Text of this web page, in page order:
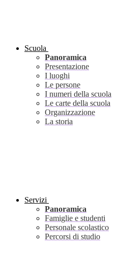
Scuola
Panoramica
Presentazione
I luoghi
Le persone
I numeri della scuola
Le carte della scuola
Organizzazione
La storia
Servizi
Panoramica
Famiglie e studenti
Personale scolastico
Percorsi di studio